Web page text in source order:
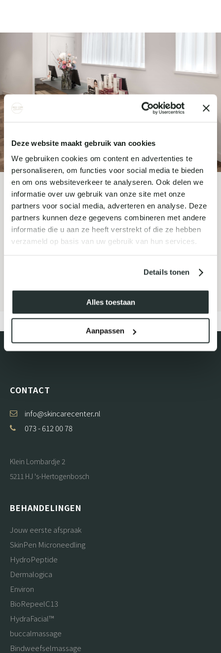
Deze website maakt gebruik van cookies
We gebruiken cookies om content en advertenties te
personaliseren, om functies voor social media te bieden
en om ons websiteverkeer te analyseren. Ook delen we
informatie over uw gebruik van onze site met onze
partners voor social media, adverteren en analyse. Deze
partners kunnen deze gegevens combineren met andere
informatie die u aan ze heeft verstrekt of die ze hebben
verzameld op basis van uw gebruik van hun services.
Details tonen
Alles toestaan
Aanpassen
MELD JE AAN VOOR ONZE
NIEUWSBRIEF
CONTACT
info@skincarecenter.nl
073 - 612 00 78
Klein Lombardje 2
5211 HJ 's-Hertogenbosch
BEHANDELINGEN
Jouw eerste afspraak
SkinPen Microneedling
HydroPeptide
Dermalogica
Environ
BioRepeelC13
HydraFacial™
buccalmassage
Bindweefselmassage